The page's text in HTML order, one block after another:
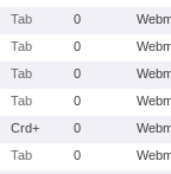
Tab 0
Tab 0
Tab 0
Tab 0
Crd+ 0
Tab 0